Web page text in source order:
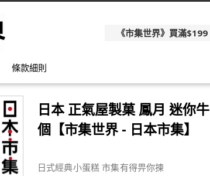
《市集世界》買滿
條款細則
日本 正氣屋製菓 鳳月 迷你
個【市集世界 - 日本市集】
日式經典小蛋糕 市集有得畀你揀